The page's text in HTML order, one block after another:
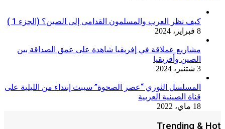
كيف نظر العرب والمسلمون القدامى إلى الصين؟ (الجزء 1 )
8 فبراير، 2024
مشاريع عملاقة في إفريقيا شاهدة على عمق الصداقة بين
الصين وأفريقيا
3 شتنبر، 2024
المسلسل الثوري “عصر الصحوة” سيبث إبتداء من الليلية على
قناة الصينية العربية
18 ماي، 2022
Trending & Hot